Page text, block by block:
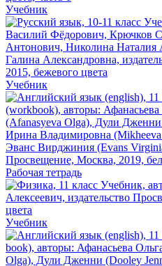
Учебник
Учебник
Рабочая тетрадь
Учебник